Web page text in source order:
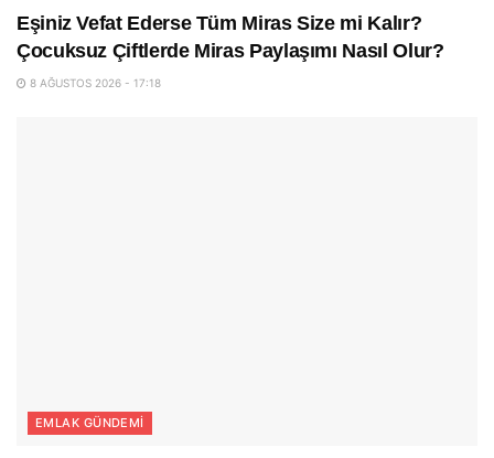
Eşiniz Vefat Ederse Tüm Miras Size mi Kalır?
Çocuksuz Çiftlerde Miras Paylaşımı Nasıl Olur?
8 AĞUSTOS 2026 - 17:18
EMLAK GÜNDEMI